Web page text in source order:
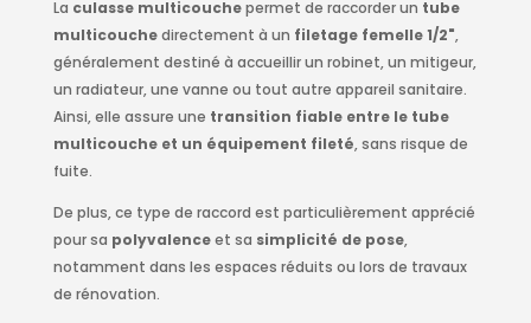
La culasse multicouchepermet de raccorder un tube
multicouchedirectement à un filetage femelle 1/2",
généralement destiné à accueillir un robinet, un mitigeur,
un radiateur, une vanne ou tout autre appareil sanitaire.
Ainsi, elle assure une transition fiable entre le tube
multicouche et un équipement fileté, sans risque de
fuite.
De plus, ce type de raccord est particulièrement apprécié
pour sa polyvalenceet sa simplicité de pose,
notamment dans les espaces réduits ou lors de travaux
de rénovation.